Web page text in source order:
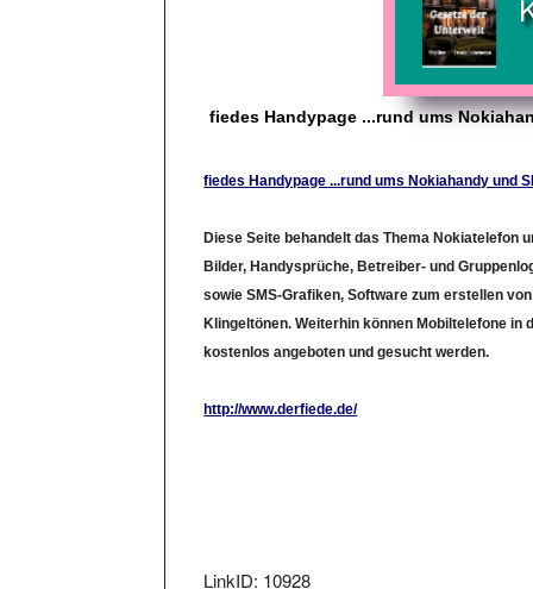
fiedes Handypage ...rund ums
Bilder, Handysprüche, Betreiber- und
sowie SMS-Grafiken, Software zum erstellen
Klingeltönen. Weiterhin können Mobiltelefone in
kostenlos angeboten und gesucht werden.